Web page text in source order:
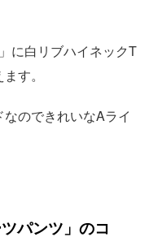
に白リブハイネックT
す。
のできれいなAライ
パンツ」のコ